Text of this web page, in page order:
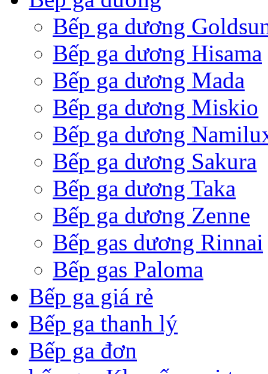
Bếp ga dương
Bếp ga dương Hisama
Bếp ga dương Mada
Bếp ga dương Miskio
Bếp ga dương
Bếp ga dương Sakura
Bếp ga dương Taka
Bếp ga dương Zenne
Bếp gas dương Rinnai
Bếp gas Paloma
Bếp ga giá rẻ
Bếp ga thanh lý
Bếp ga đơn